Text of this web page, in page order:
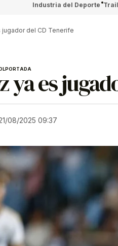
Industria del Deporte Trail
del CD Tenerife
PORTADA
ya es
08/2025 09:37